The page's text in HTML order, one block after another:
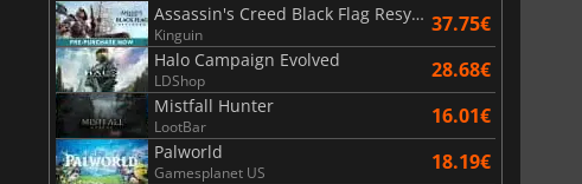
Assassin's Creed Black Flag Resynced
Kinguin 37.75€
Halo Campaign Evolved
LDShop 28.68€
Mistfall Hunter
LootBar 16.01€
Palworld
Gamesplanet US 18.19€